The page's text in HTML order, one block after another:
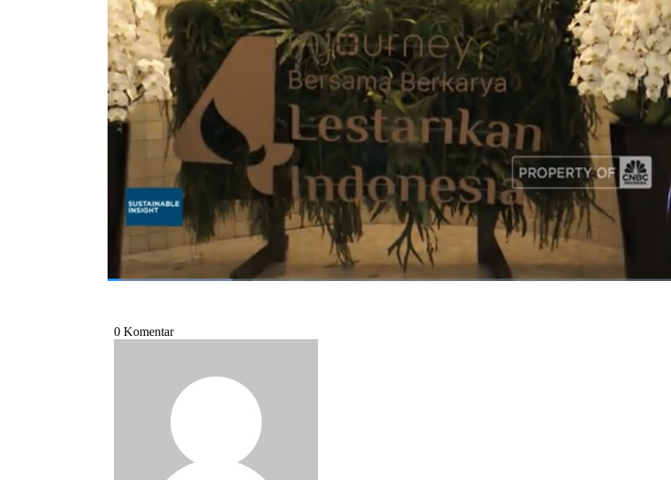
fundamental bisnis, tata Kelola, serta peningkatan kualitas layanan, sekaligus menegaskan komitmen
mendorong pariwisata berkelanjutan dan kontribusi ekonomi nasional.
Lantas bagaimana strategi InJourney memperkuat perannya sebagai katalis pertumbuhan ekonomi
dan pariwisata berkelanjutan di Indonesia?
Simak liputan Jurnalis CNBC Indonesia Serliana Salsabila dan Juru Kamera Bayu selengkapnya dalam
program Closing Bell CNBC Indonesia (Selasa 20/01/2026) berikut ini.
Bagikan:
#injourney #pariwisata #emisi